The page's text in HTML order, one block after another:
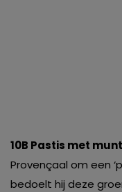
10B Pastis met
Provençaal om een
bedoelt hij deze